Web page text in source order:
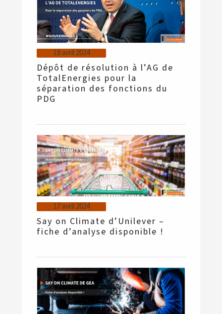
18 avril 2024
Dépôt de résolution à l’AG de
TotalEnergies pour la
séparation des fonctions du
PDG
17 avril 2024
Say on Climate d’Unilever –
fiche d’analyse disponible !